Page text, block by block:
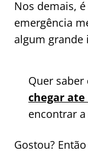
Nos demais,
emergência
algum grande
Quer
chegar ate
encontrar
Gostou?